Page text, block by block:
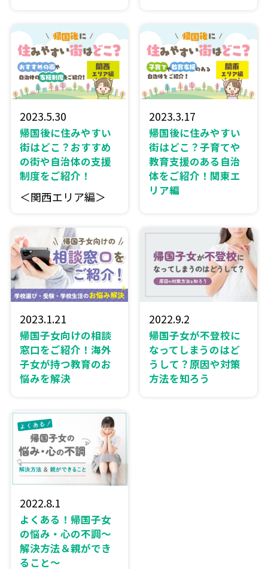
2023.5.30
帰国後に住みやすい
街はどこ？おすすめ
の街や自治体の支援
制度をご紹介！
＜関西エリア編＞
2023.3.17
帰国後に住みやすい
街はどこ？子育てや
教育支援のある自治
体をご紹介！関東エ
リア編
2023.1.21
帰国子女向けの相談
窓口をご紹介！海外
子女が持つ教育のお
悩みを解決
2022.9.2
帰国子女が不登校に
なってしまうのはど
うして？原因や対策
方法を知ろう
2022.8.1
よくある！帰国子女
の悩み・心の不調～
解決方法＆親ができ
ること～